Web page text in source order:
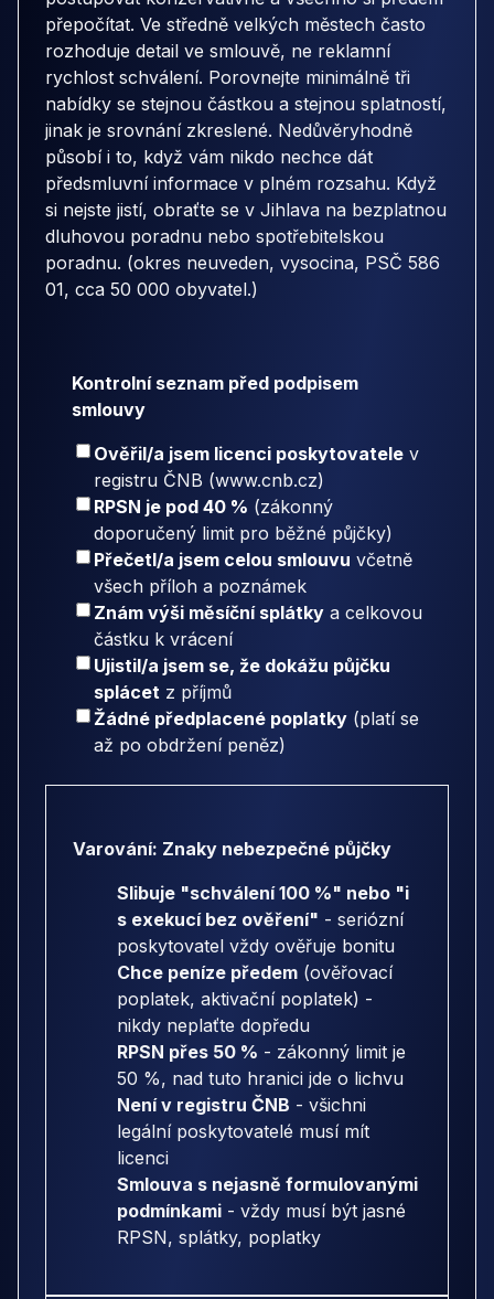
přepočítat. Ve středně velkých městech často
rozhoduje detail ve smlouvě, ne reklamní
rychlost schválení. Porovnejte minimálně tři
nabídky se stejnou částkou a stejnou splatností,
jinak je srovnání zkreslené. Nedůvěryhodně
působí i to, když vám nikdo nechce dát
předsmluvní informace v plném rozsahu. Když
si nejste jistí, obraťte se v Jihlava na bezplatnou
dluhovou poradnu nebo spotřebitelskou
poradnu. (okres neuveden, vysocina, PSČ 586
01, cca 50 000 obyvatel.)
Kontrolní seznam před podpisem
smlouvy
Ověřil/a jsem licenci poskytovatele v
registru ČNB (www.cnb.cz)
RPSN je pod 40 % (zákonný
doporučený limit pro běžné půjčky)
Přečetl/a jsem celou smlouvu včetně
všech příloh a poznámek
Znám výši měsíční splátky a celkovou
částku k vrácení
Ujistil/a jsem se, že dokážu půjčku
splácet z příjmů
Žádné předplacené poplatky (platí se
až po obdržení peněz)
Varování: Znaky nebezpečné půjčky
Slibuje "schválení 100 %" nebo "i
s exekucí bez ověření" - seriózní
poskytovatel vždy ověřuje bonitu
Chce peníze předem (ověřovací
poplatek, aktivační poplatek) -
nikdy neplaťte dopředu
RPSN přes 50 % - zákonný limit je
50 %, nad tuto hranici jde o lichvu
Není v registru ČNB - všichni
legální poskytovatelé musí mít
licenci
Smlouva s nejasně formulovanými
podmínkami - vždy musí být jasné
RPSN, splátky, poplatky